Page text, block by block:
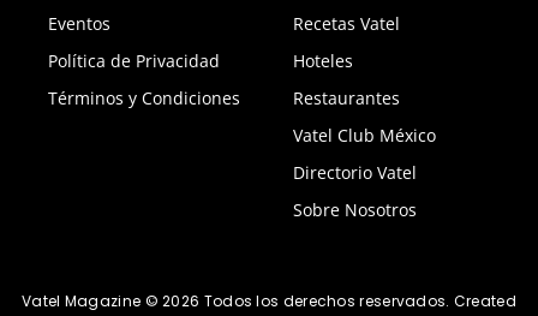
Eventos
Política de Privacidad
Términos y Condiciones
Recetas Vatel
Hoteles
Restaurantes
Vatel Club México
Directorio Vatel
Sobre Nosotros
Vatel Magazine © 2026 Todos los derechos reservados. Created